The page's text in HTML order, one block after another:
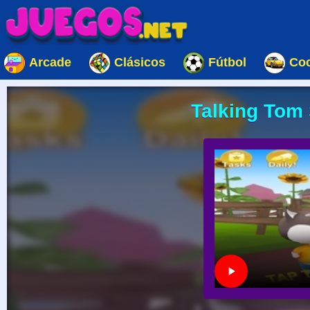
Arcade Clásicos Fútbol
Talking